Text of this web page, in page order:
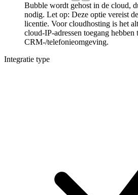
Bubble wordt gehost in de cloud,
nodig. Let op: Deze optie vereist
licentie. Voor cloudhosting is het
cloud-IP-adressen toegang hebben
CRM-/telefonieomgeving.
Integratie type